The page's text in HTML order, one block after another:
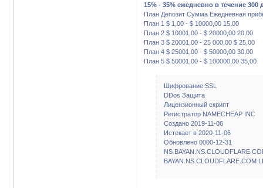
15% - 35% ежедневно в течение 300
План Депозит Сумма Ежедневная
План 1 $ 1,00 - $ 10000,00 15,00
План 2 $ 10001,00 - $ 20000,00 20,00
План 3 $ 20001,00 - 25 000,00 $ 25,00
План 4 $ 25001,00 - $ 50000,00 30,00
План 5 $ 50001,00 - $ 100000,00 35,00
Шифрование SSL
DDos Защита
Лицензионный скрипт
Регистратор NAMECHEAP INC
Создано 2019-11-06
Истекает в 2020-11-06
Обновлено 0000-12-31
NS
BAYAN.NS.CLOUDFLARE.COM